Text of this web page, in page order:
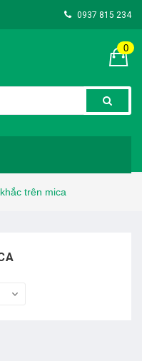
0937 815 234
0
trên mica